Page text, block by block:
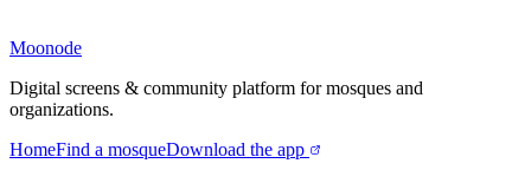
Moonode
Digital screens & community platform for mosques and
organizations.
HomeFind a mosqueDownload the app